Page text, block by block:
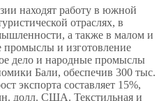
находят работу в южной
отраслях, в
а также в малом и
и изготовление
дело и народные промыслы
Бали, обеспечив 300 тыс.
экспорта составляет 15%,
долл. США. Текстильная и